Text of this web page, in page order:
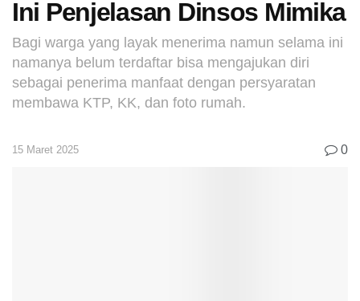
Ini Penjelasan Dinsos Mimika
Bagi warga yang layak menerima namun selama ini
namanya belum terdaftar bisa mengajukan diri
sebagai penerima manfaat dengan persyaratan
membawa KTP, KK, dan foto rumah.
15 Maret 2025 0